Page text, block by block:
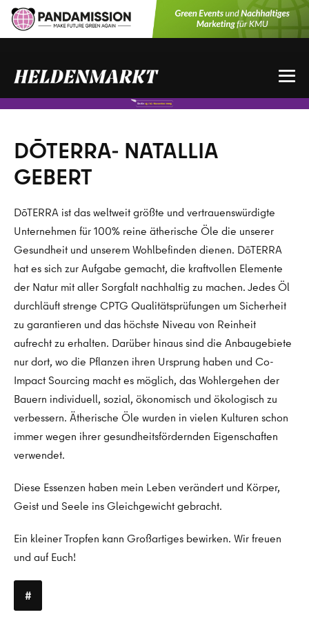
Zum
Inhalt
DŌTERRA- NATALLIA
GEBERT
DōTERRA ist das weltweit größte und vertrauenswürdigte
Unternehmen für 100% reine ätherische Öle die unserer
Gesundheit und unserem Wohlbefinden dienen. DōTERRA
hat es sich zur Aufgabe gemacht, die kraftvollen Elemente
der Natur mit aller Sorgfalt nachhaltig zu machen. Jedes Öl
durchläuft strenge CPTG Qualitätsprüfungen um Sicherheit
zu garantieren und das höchste Niveau von Reinheit
aufrecht zu erhalten. Darüber hinaus sind die Anbaugebiete
nur dort, wo die Pflanzen ihren Ursprung haben und Co-
Impact Sourcing macht es möglich, das Wohlergehen der
Bauern individuell, sozial, ökonomisch und ökologisch zu
verbessern. Ätherische Öle wurden in vielen Kulturen schon
immer wegen ihrer gesundheitsfördernden Eigenschaften
verwendet.
Diese Essenzen haben mein Leben verändert und Körper,
Geist und Seele ins Gleichgewicht gebracht.
Ein kleiner Tropfen kann Großartiges bewirken. Wir freuen
und auf Euch!
#